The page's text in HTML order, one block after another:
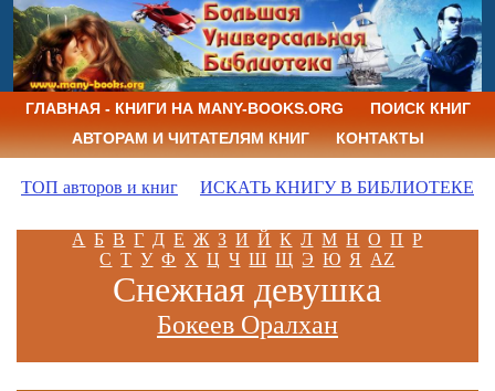
ГЛАВНАЯ - КНИГИ НА MANY-BOOKS.ORG
ПОИСК КНИГ
АВТОРАМ И ЧИТАТЕЛЯМ КНИГ
КОНТАКТЫ
ТОП авторов и книг ИСКАТЬ КНИГУ В БИБЛИОТЕКЕ
А Б В Г Д Е Ж З И Й К Л М Н О П Р
С Т У Ф Х Ц Ч Ш Щ Э Ю Я AZ
Снежная девушка
Бокеев Оралхан